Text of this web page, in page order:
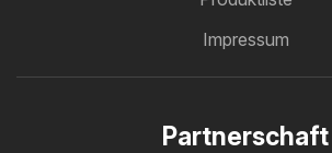
Impressum
Partnerschaft